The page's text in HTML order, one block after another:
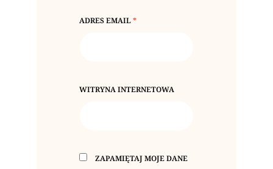
ADRES EMAIL*
WITRYNA INTERNETOWA
ZAPAMIĘTAJ MOJE DANE